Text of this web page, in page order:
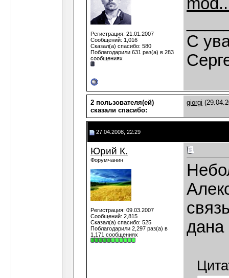
Регистрация: 21.01.2007
Сообщений: 1,016
Сказал(а) спасибо: 580
Поблагодарили 631 раз(а) в 283
сообщениях
C
2 пользователя(ей)
сказали cпасибо:
giorgi
27.04.2008, 22:29
Юрий К.
Форумчанин
Регистрация: 09.03.2007
Сообщений: 2,815
Сказал(а) спасибо: 525
Поблагодарили 2,297 раз(а) в
1,171 сообщениях